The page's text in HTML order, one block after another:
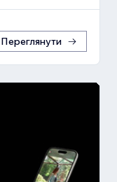
Переглянути